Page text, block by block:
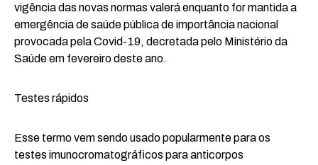
vigência das novas normas valerá enquanto for mantida a
emergência de saúde pública de importância nacional
provocada pela Covid-19, decretada pelo Ministério da
Saúde em fevereiro deste ano.
Testes rápidos
Esse termo vem sendo usado popularmente para os
testes imunocromatográficos para anticorpos